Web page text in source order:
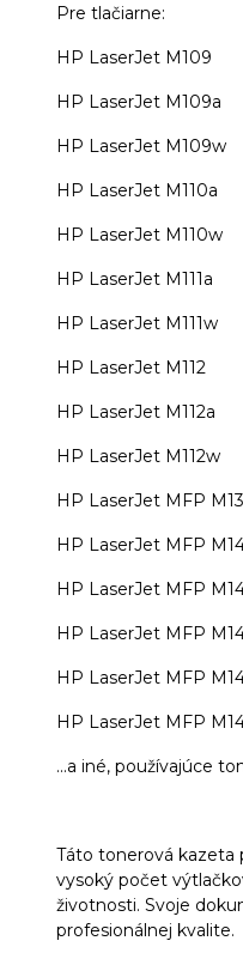
Pre tlačiarne:
HP LaserJet M109
HP LaserJet M109a
HP LaserJet M109w
HP LaserJet M110a
HP LaserJet M110w
HP LaserJet M111a
HP LaserJet M111w
HP LaserJet M112
HP LaserJet M112a
HP LaserJet M112w
HP LaserJet MFP
HP LaserJet MFP
HP LaserJet MFP
HP LaserJet MFP
HP LaserJet MFP
HP LaserJet MFP
...a iné, používajúce
Táto tonerová kazeta
vysoký počet
životnosti. Svoje
profesionálnej kvalite.